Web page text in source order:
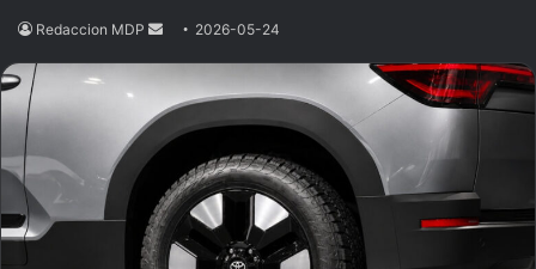
Redaccion MDP
Send2026-05-24